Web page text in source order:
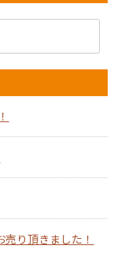
02C お売り頂きました！